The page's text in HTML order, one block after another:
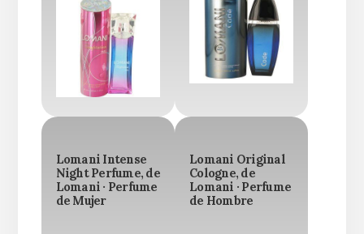
Lomani Intense
Night Perfume, de
Lomani · Perfume
de Mujer
Lomani Original
Cologne, de
Lomani · Perfume
de Hombre